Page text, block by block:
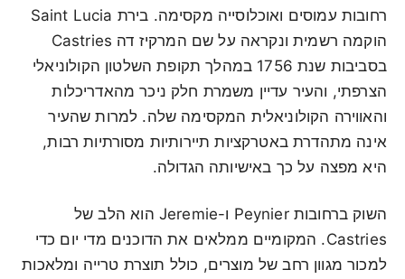
רחובות עמוסים ואוכלוסייה מקסימה. בירת Saint Lucia
הוקמה רשמית ונקראה על שם המרקיז דה Castries
בסביבות שנת 1756 במהלך תקופת השלטון הקולוניאלי
הצרפתי, והעיר עדיין משמרת חלק ניכר מהאדריכלות
והאווירה הקולוניאלית המקסימה שלה. למרות שהעיר
אינה מתהדרת באטרקציות תיירותיות מסורתיות רבות,
היא מפצה על כך באישיותה הגדולה.
השוק ברחובות Peynier ו-Jeremie הוא הלב של
Castries. המקומיים ממלאים את הדוכנים מדי יום כדי
למכור מגוון רחב של מוצרים, כולל תוצרת טרייה ומלאכות